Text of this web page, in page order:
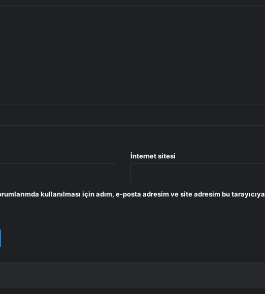
İnternet sitesi
kullanılması için adım, e-posta adresim ve site adresim bu tarayıcıya